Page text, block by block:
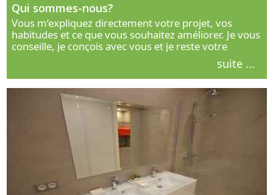
Qui sommes-nous?
Vous m’expliquez directement votre projet, vos
habitudes et ce que vous souhaitez améliorer. Je vous
conseille, je conçois avec vous et je reste votre
interlocuteur principal. Découvrez ma façon de vous
suite ...